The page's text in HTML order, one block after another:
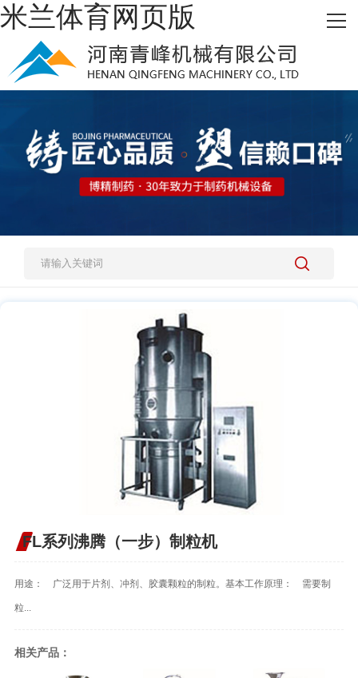
米兰体育网页版
网站米兰体育网页版
热销产品
新闻资讯
米兰体育网页版-米兰体育(中国)官方在线登录
FL系列沸腾（一步）制粒机
用途： 广泛用于片剂、冲剂、胶囊颗粒的制粒。基本工作原理： 需要制
粒...
相关产品：